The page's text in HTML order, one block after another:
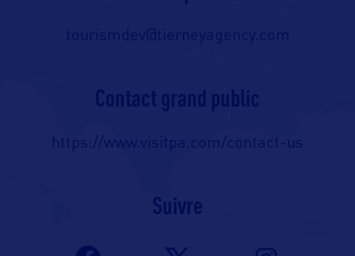
tourismdev@tierneyagency.com
Contact grand public
https://www.visitpa.com/contact-us
Suivre